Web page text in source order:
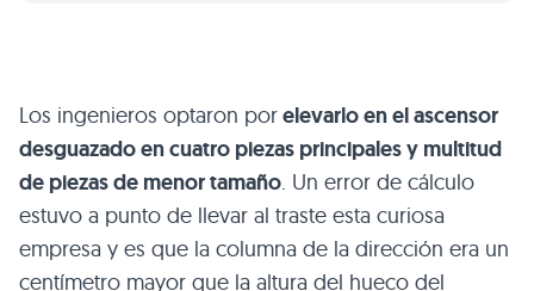
Los ingenieros optaron porelevarlo en el ascensor
desguazado en cuatro piezas principales y multitud
de piezas de menor tamaño. Un error de cálculo
estuvo a punto de llevar al traste esta curiosa
empresa y es que la columna de la dirección era un
centímetro mayor que la altura del hueco del